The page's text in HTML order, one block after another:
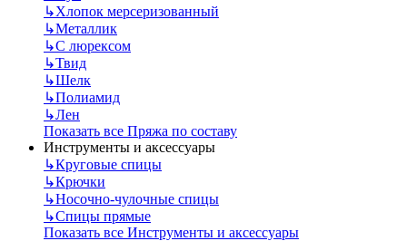
↳Хлопок мерсеризованный
↳Металлик
↳С люрексом
↳Твид
↳Шелк
↳Полиамид
↳Лен
Показать все Пряжа по составу
Инструменты и аксессуары
↳Круговые спицы
↳Крючки
↳Носочно-чулочные спицы
↳Спицы прямые
Показать все Инструменты и аксессуары